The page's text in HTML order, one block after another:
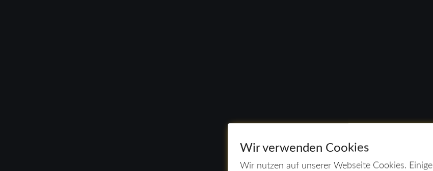
Wir verwenden Cookies
Wir nutzen auf unserer Webseite Cookies. Einige